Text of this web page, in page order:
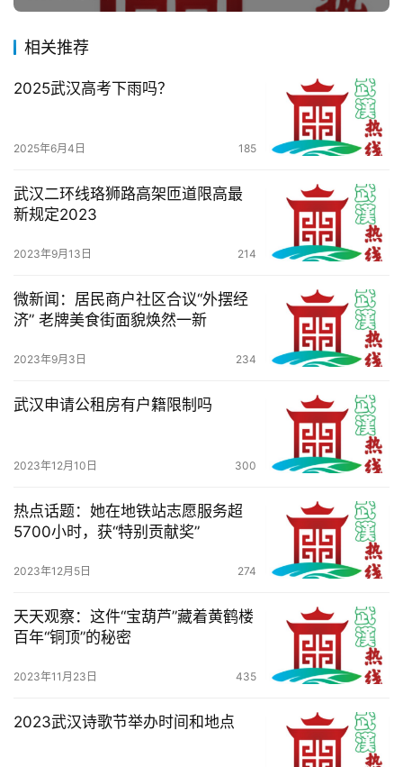
技
观
于
我
们
务
导
相关推荐
2025武汉高考下雨吗？
2025年6月4日 185
武汉二环线珞狮路高架匝道限高最
新规定2023
2023年9月13日 214
微新闻：居民商户社区合议“外摆经
济” 老牌美食街面貌焕然一新
2023年9月3日 234
武汉申请公租房有户籍限制吗
2023年12月10日 300
热点话题：她在地铁站志愿服务超
5700小时，获“特别贡献奖”
2023年12月5日 274
天天观察：这件“宝葫芦”藏着黄鹤楼
百年“铜顶”的秘密
2023年11月23日 435
2023武汉诗歌节举办时间和地点